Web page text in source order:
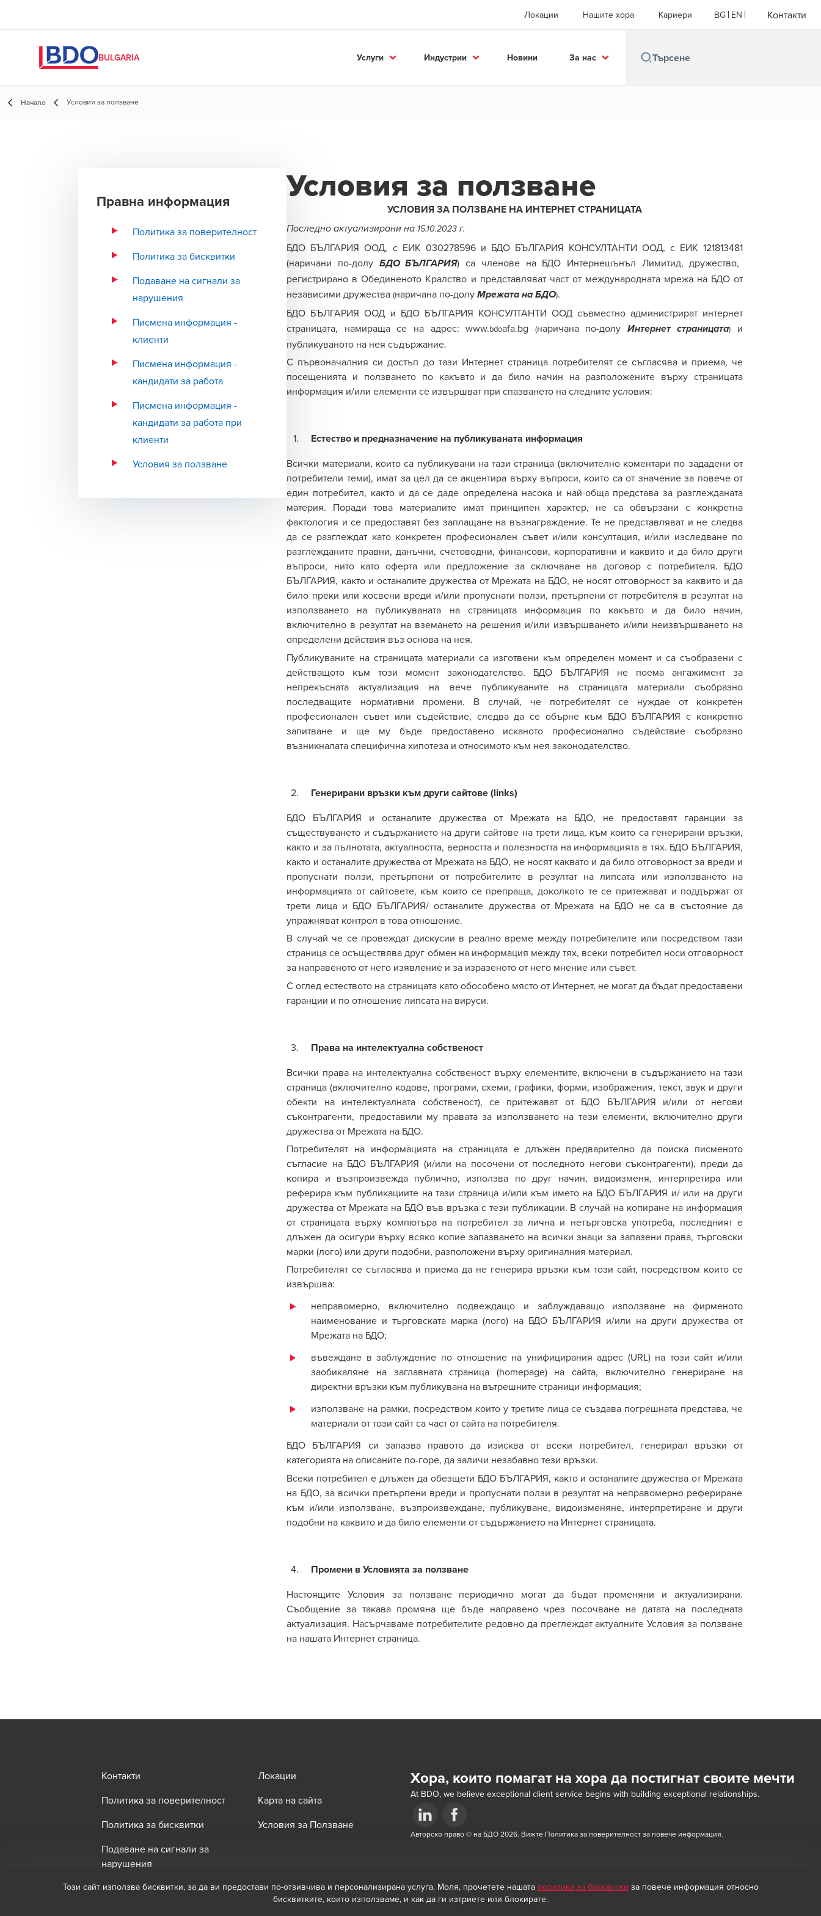
Локации Нашите хора Кариери BG EN Контакти
BULGARIA Услуги Индустрии Новини За нас
Начало Условия за ползване
Правна информация
Политика за поверителност
Политика за бисквитки
Подаване на сигнали за
нарушения
Писмена информация -
клиенти
Писмена информация -
кандидати за работа
Писмена информация -
кандидати за работа при
клиенти
Условия за ползване
Условия за ползване
УСЛОВИЯ ЗА ПОЛЗВАНЕ НА ИНТЕРНЕТ СТРАНИЦАТА
Последно актуализирани на 15.10.2023 г.
БДО БЪЛГАРИЯ ООД, с ЕИК 030278596и БДО БЪЛГАРИЯ КОНСУЛТАНТИ ООД, с ЕИК 121813481
(наричани по-долу БДО БЪЛГАРИЯ)са членовена БДО Интернешънъл Лимитид, дружество,
регистрирано в Обединеното Кралство и представляватчаст от международната мрежа на БДО от
независими дружества (наричана по-долуМрежата на БДО).
БДО БЪЛГАРИЯ ООД и БДО БЪЛГАРИЯ КОНСУЛТАНТИ ООД съвместно администрират интернет
страницата, намираща се на адрес:www.bdoafa.bg (наричана по-долу Интернет страницата)
и
публикуваното на нея съдържание.
С първоначалния си достъп до тази Интернет страница потребителят се съгласява и приема, че
посещенията и ползването по какъвто и да било начин на разположените върху страницата
информация и/или елементи се извършват при спазването на следните условия:
Естество и предназначение на публикуваната информация
Всички материали, които са публикувани на тази страница (включително коментари по зададени от
потребители теми), имат за цел да се акцентира върху въпроси, които са от значение за повече от
един потребител, както и да се даде определена насока и най-обща представа за разглежданата
материя. Поради това материалите имат принципен характер, не са обвързани с конкретна
фактология и се предоставят без заплащане на възнаграждение. Те не представляват и не следва
да се разглеждат като конкретен професионален съвет и/или консултация, и/или изследване по
разглежданите правни, данъчни, счетоводни, финансови, корпоративни и каквито и да било други
въпроси, нито като оферта или предложение за сключване на договор с потребителя. БДО
БЪЛГАРИЯ, както и останалите дружества от Мрежата на БДО, не носят отговорност за каквито и да
било преки или косвени вреди и/или пропуснати ползи, претърпени от потребителя в резултат на
използването на публикуваната на страницата информация по какъвто и да било начин,
включително в резултат на вземането на решения и/или извършването и/или неизвършването на
определени действия въз основа на нея.
Публикуваните на страницата материали са изготвени към определен момент и са съобразени с
действащото към този момент законодателство. БДО БЪЛГАРИЯ не поема ангажимент за
непрекъсната актуализация на вече публикуваните на страницата материали съобразно
последващите нормативни промени. В случай, че потребителят се нуждае от конкретен
професионален съвет или съдействие, следва да се обърне към БДО БЪЛГАРИЯ с конкретно
запитване и ще му бъде предоставено исканото професионално съдействие съобразно
възникналата специфична хипотеза и относимото към нея законодателство.
Генерирани връзки към други сайтове (links)
БДО БЪЛГАРИЯ и останалите дружества от Мрежатана БДО, не предоставят гаранции за
съществуването и съдържанието на други сайтове на трети лица, към които са генерирани връзки,
както и за пълнотата, актуалността, верността и полезността на информацията в тях. БДО БЪЛГАРИЯ,
както и останалите дружества от Мрежатана БДО, не носят каквато и да било отговорност за вреди и
пропуснати ползи, претърпени от потребителите в резултат на липсата или използването на
информацията от сайтовете, към които се препраща, доколкото те се притежават и поддържат от
трети лица и БДО БЪЛГАРИЯ/ останалите дружества от Мрежата на БДО не са в състояние да
упражняват контрол в това отношение.
В случай че се провеждат дискусии в реално време между потребителите или посредством тази
страница се осъществява друг обмен на информация между тях, всеки потребител носи отговорност
за направеното от него изявление и за изразеното от него мнение или съвет.
С оглед естеството на страницата като обособено място от Интернет, не могат да бъдат предоставени
гаранции и по отношение липсата на вируси.
Права на интелектуална собственост
Всички права на интелектуална собственост върху елементите, включени в съдържанието на тази
страница (включително кодове, програми, схеми, графики, форми, изображения, текст, звук и други
обекти на интелектуалната собственост), се притежават от БДО БЪЛГАРИЯ и/или от негови
съконтрагенти, предоставили му правата за използването на тези елементи, включително други
дружества от Мрежата на БДО.
Потребителят на информацията на страницата е длъжен предварително да поиска писменото
съгласие на БДО БЪЛГАРИЯ (и/или на посочени от последното негови съконтрагенти), преди да
копира и възпроизвежда публично, използва по друг начин, видоизменя, интерпретира или
реферира към публикациите на тази страница и/или към името на БДО БЪЛГАРИЯ и/ или на други
дружества от Мрежата на БДОвъв връзка с тези публикации. В случай на копиране на информация
от страницата върху компютъра на потребител за лична и нетърговска употреба, последният е
длъжен да осигури върху всяко копие запазването на всички знаци за запазени права, търговски
марки (лого) или други подобни, разположени върху оригиналния материал.
Потребителят се съгласява и приема да не генерира връзки към този сайт, посредством които се
извършва:
неправомерно, включително подвеждащо и заблуждаващо използване на фирменото
наименование и търговската марка (лого) на БДО БЪЛГАРИЯ и/или на други дружества от
Мрежата на БДО;
въвеждане в заблуждение по отношение на унифицирания адрес (URL) на този сайт и/или
заобикаляне на заглавната страница (homepage) на сайта, включително генериране на
директни връзки към публикувана на вътрешните страници информация;
използване на рамки, посредством които у третите лица се създава погрешната представа, че
материали от този сайт са част от сайта на потребителя.
БДО БЪЛГАРИЯ си запазва правото да изисква от всеки потребител, генерирал връзки от
категорията на описаните по-горе, да заличи незабавно тези връзки.
Всеки потребител е длъжен да обезщети БДО БЪЛГАРИЯ, както и останалите дружества от Мрежата
на БДО, за всички претърпени вреди и пропуснати ползи в резултат на неправомерно рефериране
към и/или използване, възпроизвеждане, публикуване, видоизменяне, интерпретиране и други
подобни на каквито и да било елементи от съдържанието на Интернет страницата.
Промени в Условията за ползване
Настоящите Условия за ползване периодично могат да бъдат променяни и актуализирани.
Съобщение за такава промяна ще бъде направено чрез посочване на датата на последната
актуализация. Насърчаваме потребителите редовно да преглеждат актуалните Условия за ползване
на нашата Интернет страница.
Контакти
Локации
Политика за поверителност
Карта на сайта
Политика за бисквитки
Условия за Ползване
Подаване на сигнали за
нарушения
Хора, които помагат на хора да постигнат своите мечти
At BDO, we believe exceptional client service begins with building exceptional relationships.
Opens in a new window/tab
Opens in a new window/tab
Авторско право © на БДО 2026. Вижте Политика за поверителност за повече информация.
Този сайт използва бисквитки, за да ви предостави по-отзивчива и персонализирана услуга. Моля, прочетете нашата политика за бисквитки за повече информация относно
бисквитките, които използваме, и как да ги изтриете или блокирате.